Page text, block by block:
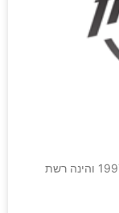
רשת סחוט freshop החלה את דרכה בשנת 1997 והינה רשת